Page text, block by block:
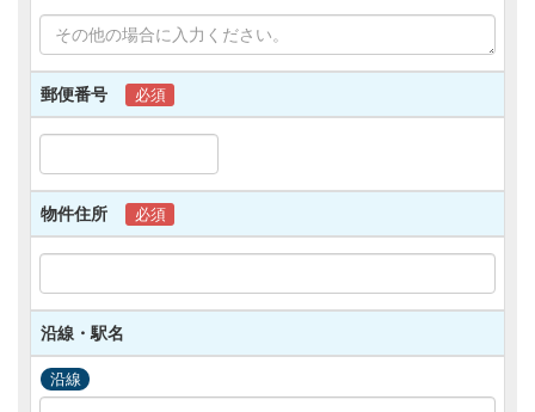
着状況の確認。
(5)お客様から寄せられたご意見およびアンケー
ト類の集計・連絡・確認等。
2)以下の各号に従って当サイトで収集された情報
は、前項各号に記載されている範囲内においての
(1)当サイトでは、お客様へ提供するサービスの
向上や統計データ取得のため、Cookie（クッキ
ー）やウェブビーコン等を使用する場合がござい
ます。これらと当サイトご利用上お客様が使用さ
との組合せによる情報は、お客様の当サイトご利
用状況として当社にて取扱うものとします。
(2)お客様にお届けする当社サービスに関するご
案内のメール等には、お客様を識別する暗号化さ
郵便番号 必須
物件住所 必須
沿線・駅名
沿線